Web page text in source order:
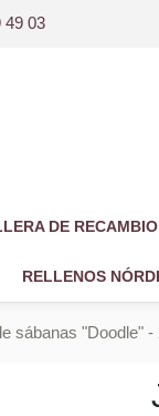
49 03
DE
RELLENOS
sábanas "Doodle"